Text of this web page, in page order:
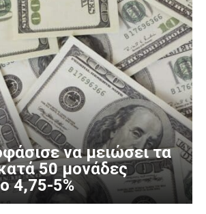
να μειώσει τα
50 μονάδες
4,75-5%